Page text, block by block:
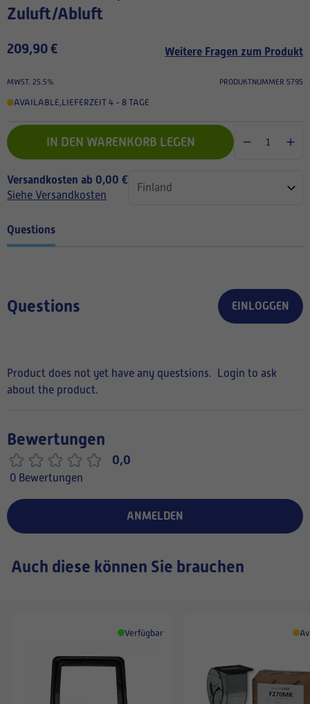
Zuluft/Abluft
209,90 € Weitere Fragen zum Produkt
MWST. 25.5% PRODUKTNUMMER 5795
AVAILABLE,LIEFERZEIT 4 - 8 TAGE
IN DEN WARENKORB LEGEN
Versandkosten ab 0,00 €
Siehe Versandkosten
Questions
Questions EINLOGGEN
Product does not yet have any questsions.
Login to ask
about the product.
Bewertungen
0,0
0 Bewertungen
ANMELDEN
Auch diese können Sie brauchen
Verfügbar